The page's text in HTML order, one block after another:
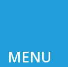
MENU